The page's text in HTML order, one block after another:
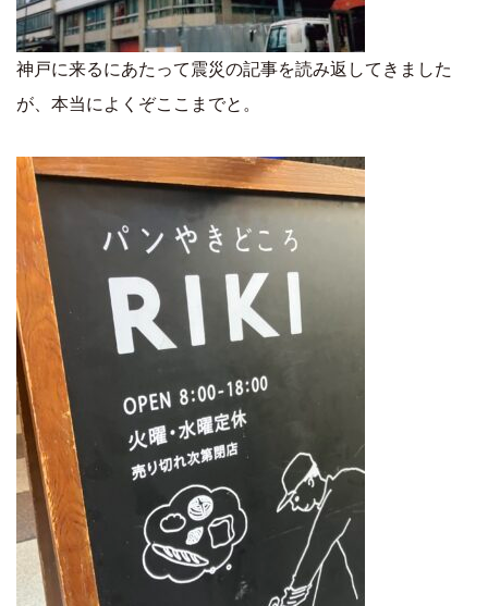
神戸に来るにあたって震災の記事を読み返してきました
が、本当によくぞここまでと。